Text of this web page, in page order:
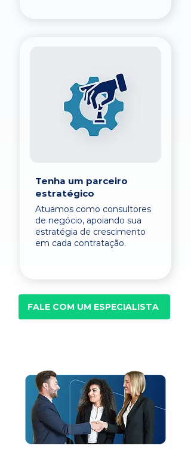
Tenha um parceiro
estratégico
Atuamos como consultores
de negócio, apoiando sua
estratégia de crescimento
em cada contratação.
FALE COM UM ESPECIALISTA